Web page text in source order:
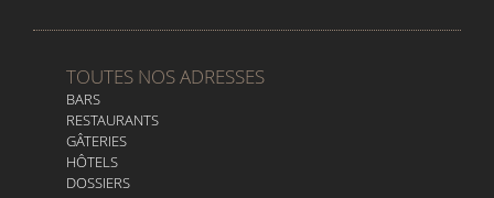
TOUTES NOS ADRESSES
BARS
RESTAURANTS
GÂTERIES
HÔTELS
DOSSIERS